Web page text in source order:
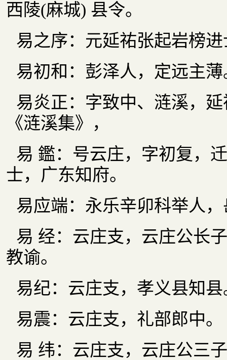
西陵(麻城) 县令。
易之序：元延祐张起岩榜
易初和：彭泽人，定远主薄
易炎正：字致中、涟溪，
《涟溪集》，
易 鑑：号云庄，字初复，
士，广东知府。
易应端：永乐辛卯科举人
易 经：云庄支，云庄公长
教谕。
易纪：云庄支，孝义县知县
易震：云庄支，礼部郎中。
易 纬：云庄支，云庄公三